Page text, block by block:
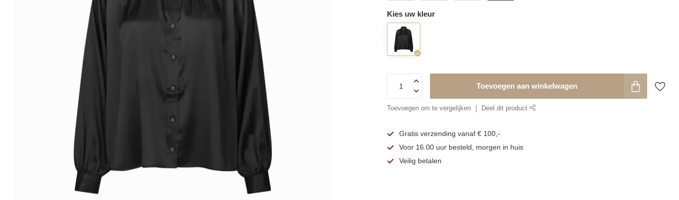
Kies uw kleur
Toevoegen aan winkelwagen
Toevoegen om te vergelijken Deel dit product
Gratis verzending vanaf € 100,-
Voor 16.00 uur besteld, morgen in huis
Veilig betalen